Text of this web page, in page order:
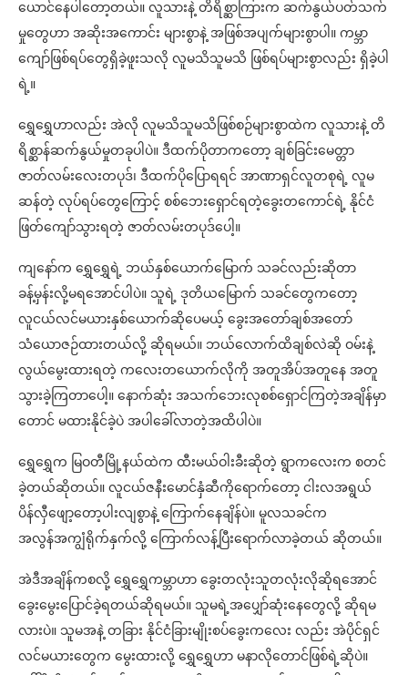
ယောင်နေပါတော့တယ်။ လူသားနဲ့ တိရိစ္ဆာကြားက ဆက်နွယ်ပတ်သက်
မှုတွေဟာ အဆိုးအကောင်း များစွာနဲ့ အဖြစ်အပျက်များစွာပါ။ ကမ္ဘာ
ကျော်ဖြစ်ရပ်တွေရှိခဲ့ဖူးသလို လူမသိသူမသိ ဖြစ်ရပ်များစွာလည်း ရှိခဲ့ပါ
ရဲ့။
ရွှေရွှေဟာလည်း အဲလို လူမသိသူမသိဖြစ်စဉ်များစွာထဲက လူသားနဲ့ တိ
ရိစ္ဆာန်ဆက်နွယ်မှုတခုပါပဲ။ ဒီထက်ပိုတာကတော့ ချစ်ခြင်းမေတ္တာ
ဇာတ်လမ်းလေးတပုဒ်၊ ဒီထက်ပိုပြောရရင် အာဏာရှင်လူတစုရဲ့ လူမ
ဆန်တဲ့ လုပ်ရပ်တွေကြောင့် စစ်ဘေးရှောင်ရတဲ့ခွေးတကောင်ရဲ့ နိုင်ငံ
ဖြတ်ကျော်သွားရတဲ့ ဇာတ်လမ်းတပုဒ်ပေါ့။
ကျနော်က ရွှေရွှေရဲ့ ဘယ်နှစ်ယောက်မြောက် သခင်လည်းဆိုတာ
ခန့်မှန်းလို့မရအောင်ပါပဲ။ သူရဲ့ ဒုတိယမြောက် သခင်တွေကတော့
လူငယ်လင်မယားနှစ်ယောက်ဆိုပေမယ့် ခွေးအတော်ချစ်အတော်
သံယောဇဉ်ထားတယ်လို့ ဆိုရမယ်။ ဘယ်လောက်ထိချစ်လဲဆို ဝမ်းနဲ့
လွယ်မွေးထားရတဲ့ ကလေးတယောက်လိုကို အတူအိပ်အတူနေ အတူ
သွားခဲ့ကြတာပေါ့။ နောက်ဆုံး အသက်ဘေးလုစစ်ရှောင်ကြတဲ့အချိန်မှာ
တောင် မထားနိုင်ခဲ့ပဲ အပါခေါ်လာတဲ့အထိပါပဲ။
ရွှေရွှေက မြဝတီမြို့နယ်ထဲက ထီးမယ်ဝါးခီးဆိုတဲ့ ရွာကလေးက စတင်
ခဲ့တယ်ဆိုတယ်။ လူငယ်ဇနီးမောင်နှံဆီကိုရောက်တော့ ငါးလအရွယ်
ပိန်လှီဖျော့တော့ပါးလျစွာနဲ့ ကြောက်နေချိန်ပဲ။ မူလသခင်က
အလွန်အကျွံရိုက်နှက်လို့ ကြောက်လန့်ပြီးရောက်လာခဲ့တယ် ဆိုတယ်။
အဲဒီအချိန်ကစလို့ ရွှေရွှေကမ္ဘာဟာ ခွေးတလုံးသူတလုံးလိုဆိုရအောင်
ခွေးမွေးပြောင်ခဲ့ရတယ်ဆိုရမယ်။ သူမရဲ့အပျှော်ဆုံးနေတွေလို့ ဆိုရမ
လားပဲ။ သူမအနဲ့ တခြား နိုင်ငံခြားမျိုးစပ်ခွေးကလေး လည်း အဲပိုင်ရှင်
လင်မယားတွေက မွေးထားလို့ ရွှေရွှေဟာ မနာလိုတောင်ဖြစ်ရဲ့ဆိုပဲ။